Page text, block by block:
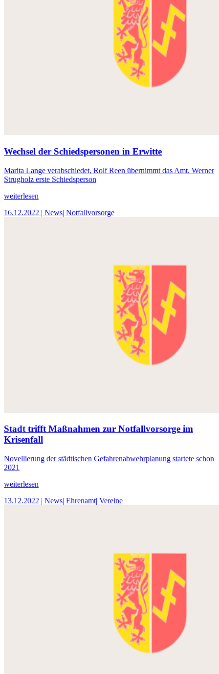
Wechsel der Schiedspersonen in Erwitte
Marita Lange verabschiedet, Rolf Reen übernimmt das Amt. Werner
Strugholz erste Schiedsperson
weiterlesen
16.12.2022 | News| Notfallvorsorge
Stadt trifft Maßnahmen zur Notfallvorsorge im
Krisenfall
Novellierung der städtischen Gefahrenabwehrplanung startete schon
2021
weiterlesen
13.12.2022 | News| Ehrenamt| Vereine